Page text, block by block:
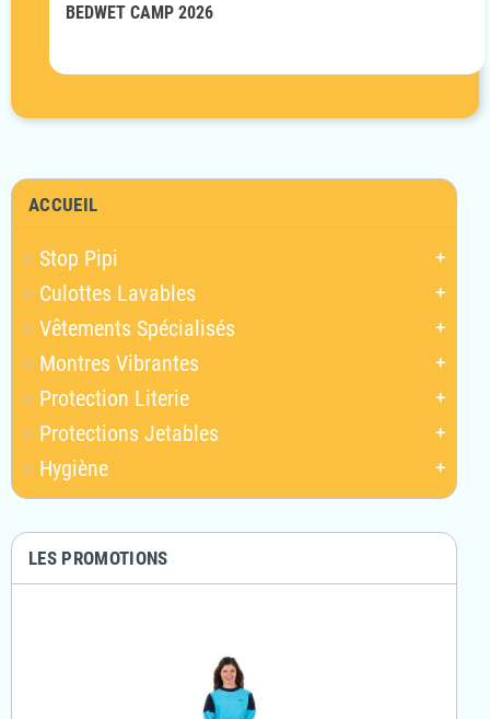
ACCUEIL
Stop Pipi add
Culottes Lavables add
Vêtements Spécialisés add
Montres Vibrantes add
Protection Literie add
Protections Jetables add
Hygiène add
LES PROMOTIONS
BEDWET CAMP 2026